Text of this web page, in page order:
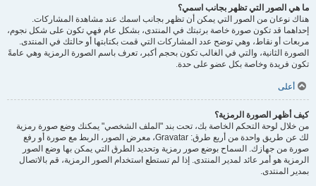
ما هي الصور التي تظهر بجانب اسمي؟
هناك نوعان من الصور التي يمكن أن تظهر بجانب اسمك عند مشاهدة المشاركات.
إحداهما قد تكون صورة خاصة برتبتك في المنتدى، بشكل عام فهي تكون على شكل نجوم،
مربعات أو نقاط، وهي توضح عدد المشاركات التي قمت بكتابتها أو حالتك في المنتدى.
الصورة الثانية، والتي في الغالب تكون بحجم أكبر، تعرف باسم الصورة الرمزية وهي عامةً
تكون فريدة وخاصة بكل عضو على حدة.
أعلى
كيف أظهر الصورة الرمزية؟
من خلال لوحة التحكم الخاصة بك، تحت بند "الملف الشخصي" يمكنك وضع صورة رمزية
لك عن طريق واحدة من أربع طرق: Gravatar، معرض الصور، الربط مع صورة أو رفع
صورة من جهازك. السماح بوضع صور رمزية وتحديد الطرق التي يمكن بها وضع الصور
الرمزية هو أمر عائد لمدير المنتدى. إذا لم تستطع استخدام الصور الرمزية، قم بالاتصال
بمدير المنتدى.